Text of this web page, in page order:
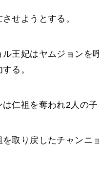
せようとする。
ル王妃はヤムジョンを
る。
仁祖を奪われ2人の子
取り戻したチャンニ